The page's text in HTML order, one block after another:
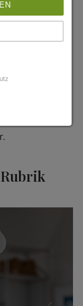
Sein
dennoch
die
zu. 160